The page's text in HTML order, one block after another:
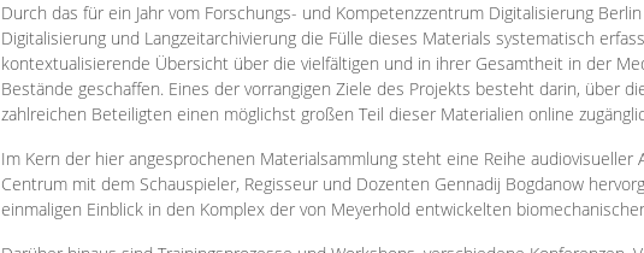
Durch das für ein Jahr vom Forschungs- und Kompetenzzentrum Digitalisierung
Digitalisierung und Langzeitarchivierung die Fülle dieses Materials systematisch
kontextualisierende Übersicht über die vielfältigen und in ihrer Gesamtheit in der
Bestände geschaffen. Eines der vorrangigen Ziele des Projekts besteht darin, über
zahlreichen Beteiligten einen möglichst großen Teil dieser Materialien online
Im Kern der hier angesprochenen Materialsammlung steht eine Reihe
Centrum mit dem Schauspieler, Regisseur und Dozenten Gennadij Bogdanow
einmaligen Einblick in den Komplex der von Meyerhold entwickelten